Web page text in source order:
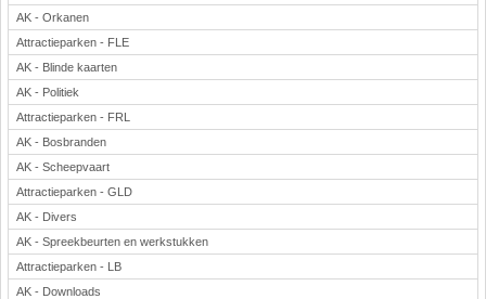
AK - Orkanen
Attractieparken - FLE
AK - Blinde kaarten
AK - Politiek
Attractieparken - FRL
AK - Bosbranden
AK - Scheepvaart
Attractieparken - GLD
AK - Divers
AK - Spreekbeurten en werkstukken
Attractieparken - LB
AK - Downloads